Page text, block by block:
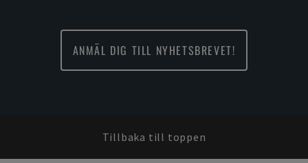
ANMÄL DIG TILL NYHETSBREVET!
Tillbaka till toppen